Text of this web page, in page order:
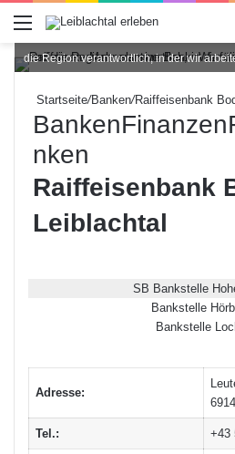
Menü
die Region verantwortlich, in der wir
Startseite/Banken/Raiffeisenbank
BankenFinanzen
nken
Raiffeisenbank
Leiblachtal
SB Bankstelle
Bankstelle
Bankstelle
Adresse:
Tel.: +43